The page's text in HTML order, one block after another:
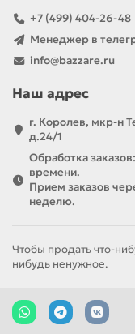
+7 (499) 404-26-48
Менеджер в
info@bazzare.ru
Наш адрес
г. Королев, мкр-н
д.24/1
Обработка
времени.
Прием заказов
неделю.
Чтобы продать что-
нибудь ненужное.